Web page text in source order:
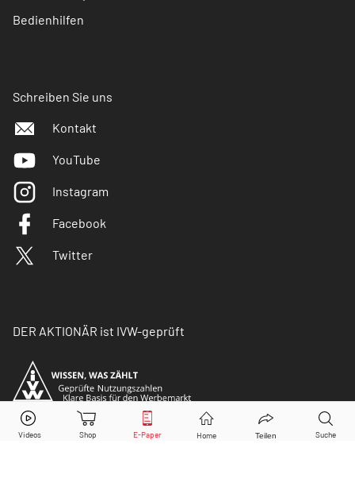
Bedienhilfen
Schreiben Sie uns
Kontakt
YouTube
Instagram
Facebook
Twitter
DER AKTIONÄR ist IVW-geprüft